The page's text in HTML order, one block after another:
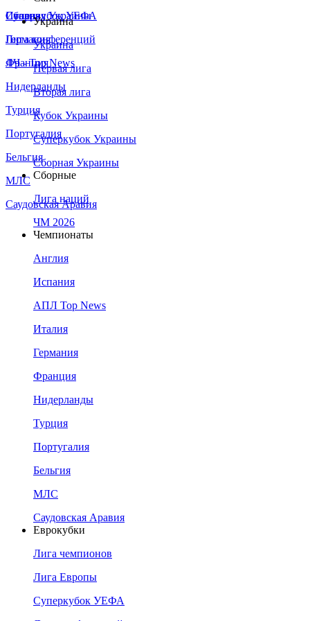
Сборная Украины
Италия
Германия
Франция
Нидерланды
Турция
Португалия
Бельгия
МЛС
Саудовская Аравия
Суперкубок УЕФА
Лига конференций
ЛЧ - Top News
Украина
Украина
Первая лига
Вторая лига
Кубок Украины
Суперкубок Украины
Сборная Украины
Сборные
Лига наций
ЧМ 2026
Чемпионаты
Англия
Испания
АПЛ Top News
Италия
Германия
Франция
Нидерланды
Турция
Португалия
Бельгия
МЛС
Саудовская Аравия
Еврокубки
Лига чемпионов
Лига Европы
Суперкубок УЕФА